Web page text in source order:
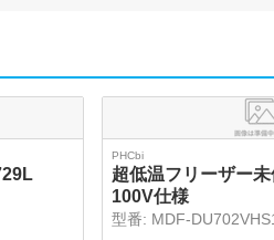
PHCbi
超低温フリーザー
100V仕様
型番: MDF-